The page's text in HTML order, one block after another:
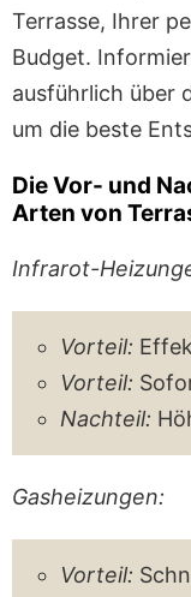
Terrasse, Ihrer
Budget.
ausführlich über
um die beste
Die Vor- und
Arten von
Infrarot-
Vorteil:
Vorteil:
Nachteil:
Gasheizungen:
Vorteil: